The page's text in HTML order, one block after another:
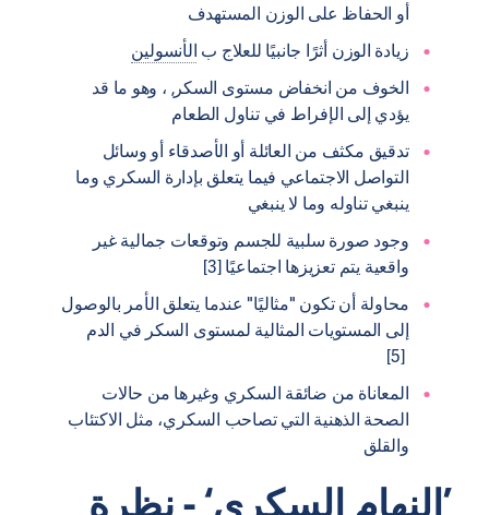
أو الحفاظ على الوزن المستهدف
زيادة الوزن أثرًا جانبيًا للعلاج ب الأنسولين
الخوف من انخفاض مستوى السكر, ، وهو ما قد
يؤدي إلى الإفراط في تناول الطعام
تدقيق مكثف من العائلة أو الأصدقاء أو وسائل
التواصل الاجتماعي فيما يتعلق بإدارة السكري وما
ينبغي تناوله وما لا ينبغي
وجود صورة سلبية للجسم وتوقعات جمالية غير
واقعية يتم تعزيزها اجتماعيًا [3]
محاولة أن تكون "مثاليًا" عندما يتعلق الأمر بالوصول
إلى المستويات المثالية لمستوى السكر في الدم
[5]
المعاناة من ضائقة السكري وغيرها من حالات
الصحة الذهنية التي تصاحب السكري، مثل الاكتئاب
والقلق
’النهام السكري‘ - نظرة